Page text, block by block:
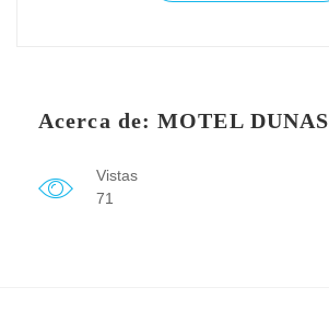
Acerca de: MOTEL DUNAS
Vistas
71